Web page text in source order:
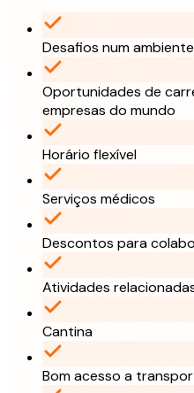
Desafios num
Oportunidades de
empresas do mundo
Horário flexível
Serviços médicos
Descontos para
Atividades
Cantina
Bom acesso a